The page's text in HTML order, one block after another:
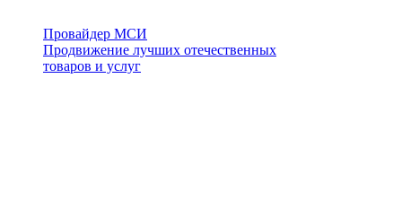
Провайдер МСИ
Продвижение лучших отечественных
товаров и услуг